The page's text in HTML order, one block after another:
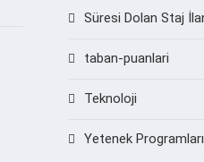
Süresi Dolan Staj
taban-puanlari
Teknoloji
Yetenek Programları